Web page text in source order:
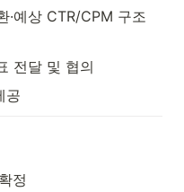
·예상 CTR/CPM 구조
전달 및 협의
공
정